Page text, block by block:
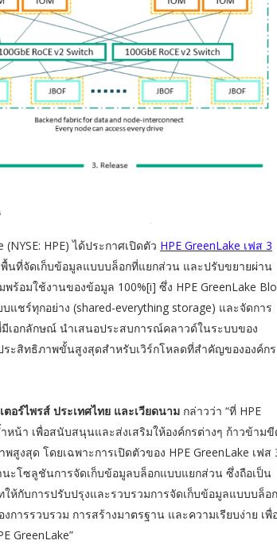
HPE) ได้ประกาศเปิดตัว HPE GreenLake เฟส 3
นที่จัดเก็บข้อมูลแบบบล็อกที่แยกส่วน และปรับขยายผ่าน
ร้อมใช้งานของข้อมูล 100%[i] ซึ่ง HPE GreenLake
ชร์ทุกอย่าง (shared-everything storage) และจัดการ
เอกลักษณ์ นำเสนอประสบการณ์คลาวด์ในระบบของ
ะสิทธิภาพขั้นสูงสุดสำหรับเวิร์กโหลดที่สำคัญขององค์กร
อร์ไพรส์ ประเทศไทย และเวียดนาม กล่าวว่า “ที่ HPE
า เพื่อสนับสนุนและส่งเสริมให้องค์กรต่างๆ ก้าวข้ามขี
งสุด โดยเฉพาะการเปิดตัวของ HPE GreenLake เฟส
ะโซลูชันการจัดเก็บข้อมูลบล็อกแบบแยกส่วน ซึ่งถือเป็น
ให้กับการปรับปรุงและรวบรวมการจัดเก็บข้อมูลแบบบล็อก
ารรวบรวม การสร้างมาตรฐาน และความเรียบง่าย เพื่
GreenLake”